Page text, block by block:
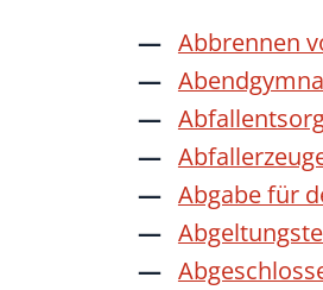
Abbrennen
Abgabe für